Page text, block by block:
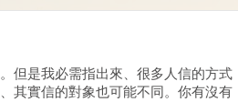
但是我必需指出來、很多人信的方式
其實信的對象也可能不同。你有沒有